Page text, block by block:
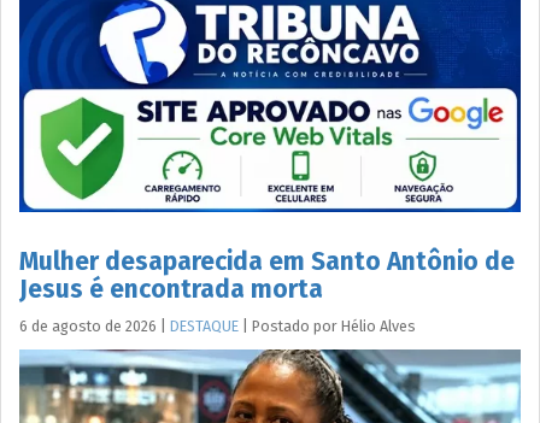
Mulher desaparecida em Santo Antônio de
Jesus é encontrada morta
6 de agosto de 2026 DESTAQUE Postado por Hélio Alves